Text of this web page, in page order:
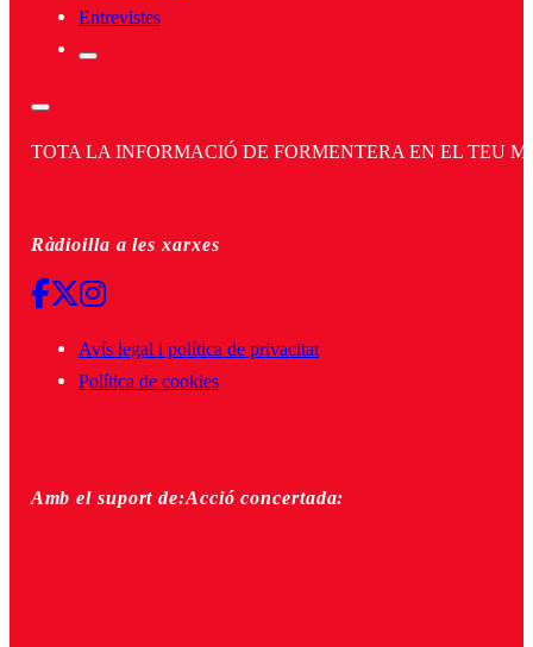
Entrevistes
TOTA LA INFORMACIÓ DE FORMENTERA EN EL TEU
Ràdioilla a les xarxes
Avís legal i política de privacitat
Política de cookies
Amb el suport de:Acció concertada: